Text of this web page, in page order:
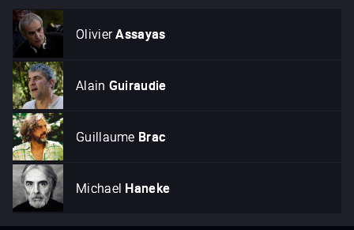
OlivierAssayas
Alain Guiraudie
Guillaume Brac
Michael Haneke